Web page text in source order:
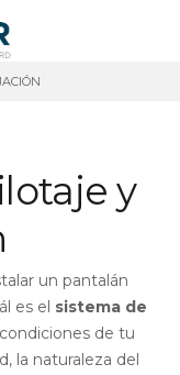
y
un pantalán
es el sistema de
de tu
la naturaleza del